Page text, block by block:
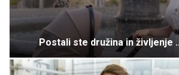
Postali ste družina in življenje